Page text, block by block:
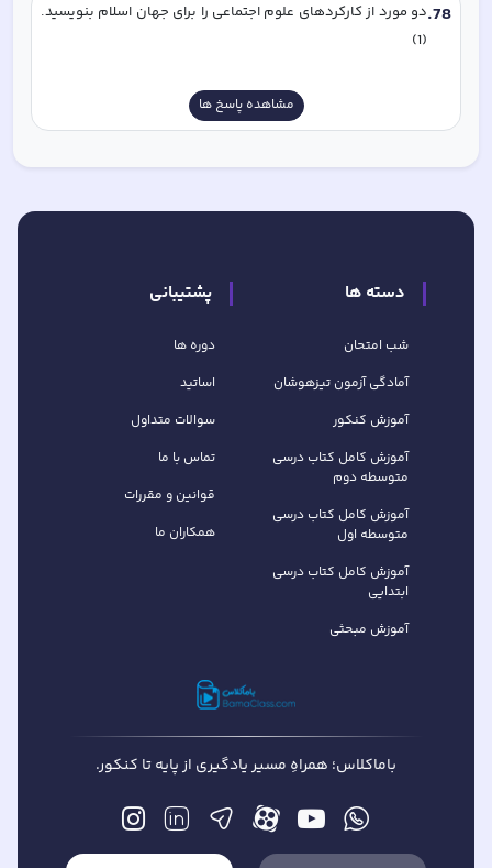
78
.
(1)
مشاهده پاسخ ها
دسته ها
شب امتحان
آمادگی آزمون تیزهوشان
آموزش کنکور
آموزش کامل کتاب‌ درسی
متوسطه دوم
آموزش کامل کتاب‌ درسی
متوسطه اول
آموزش کامل کتاب درسی
ابتدایی
آموزش مبحثی
پشتیبانی
دوره ها
اساتید
سوالات متداول
تماس با ما
قوانین و مقررات
همکاران ما
باماکلاس؛ همراهِ مسیر یادگیری از پایه تا کنکور.